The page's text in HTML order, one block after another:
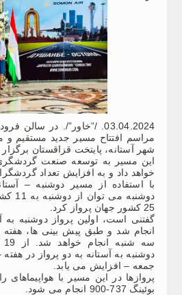
03.04.2024. /”خاور”/. در سالن
مراسم افتتاح مسیر جدید مستقیم و
شهر آستانه، پایتخت قزاقستان برگزار
این مسیر به توسعه صنعت
خواهد داد و به افزایش تعداد
با استفاده از مسیر دوشنبه –
25 کشور جهان پرواز کرد.
انجام شد و طبق پیش بینی ها،
دوشنبه به آستانه به دو پرواز در
جمعه – افزایش می یابد.
بوئینگ 737-900 انجام می شود.